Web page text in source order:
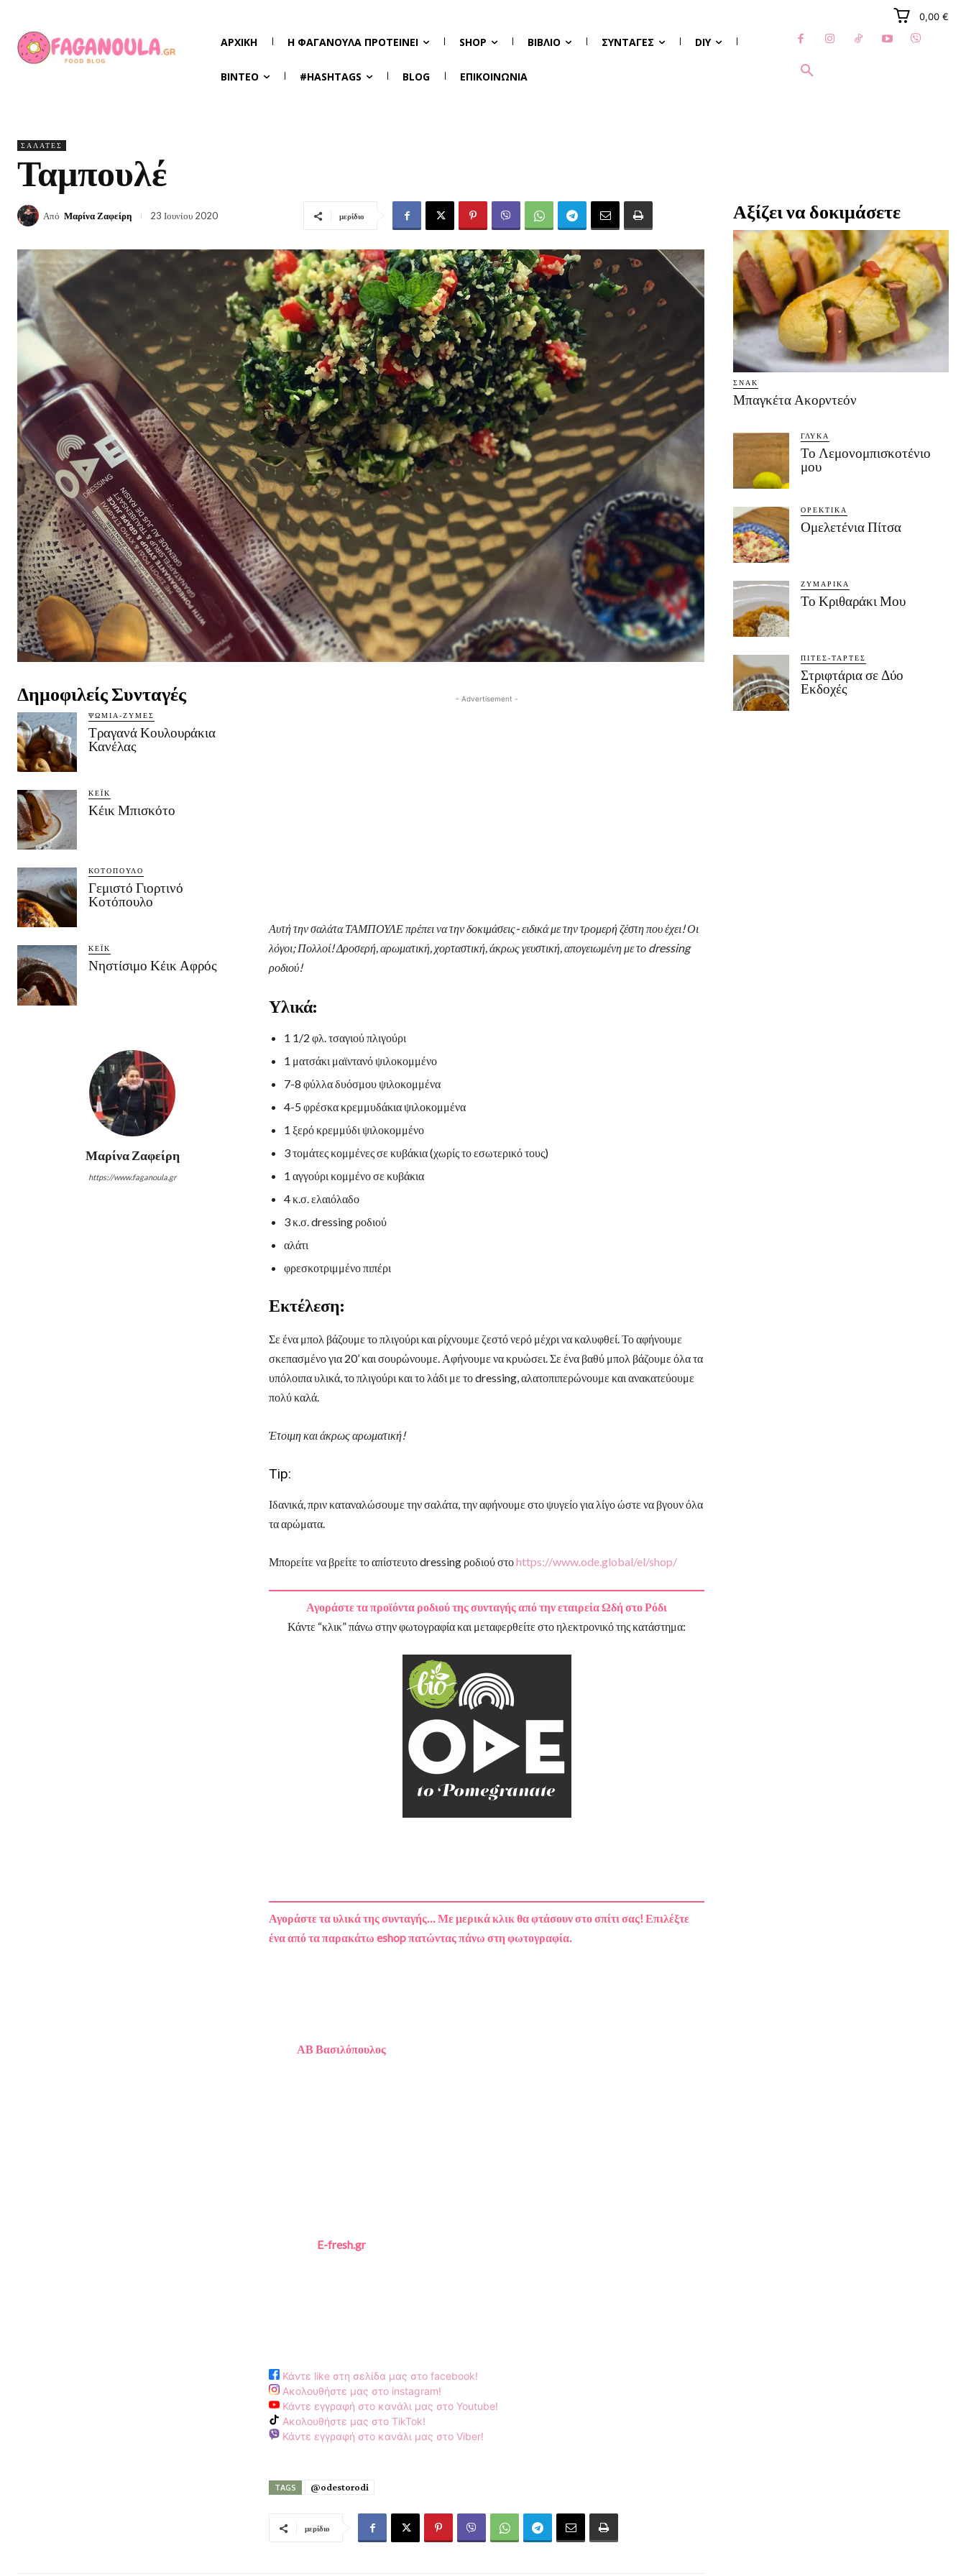
0,00 €
ΑΡΧΙΚΉ Η ΦΑΓΑΝΟΎΛΑ ΠΡΟΤΕΊΝΕΙ SHOP ΒΙΒΛΊΟ ΣΥΝΤΑΓΈΣ DIY
ΒΊΝΤΕΟ #HASHTAGS BLOG ΕΠΙΚΟΙΝΩΝΊΑ
ΣΑΛΆΤΕΣ
Ταμπουλέ
Από Μαρίνα Ζαφείρη 23 Ιουνίου 2020 μερίδιο
Δημοφιλείς Συνταγές
ΨΩΜΙΆ-ΖΎΜΕΣ
Τραγανά Κουλουράκια
Κανέλας
ΚΈΙΚ
Κέικ Μπισκότο
ΚΟΤΌΠΟΥΛΟ
Γεμιστό Γιορτινό
Κοτόπουλο
ΚΈΙΚ
Νηστίσιμο Κέικ Αφρός
Μαρίνα Ζαφείρη
https://www.faganoula.gr
- Advertisement -
Αυτή την σαλάτα ΤΑΜΠΟΥΛΕ πρέπει να την δοκιμάσεις- ειδικά με την τρομερή ζέστη που έχει! Οι
λόγοι; Πολλοί! Δροσερή, αρωματική, χορταστική, άκρως γευστική, απογειωμένη με το dressing
ροδιού!
Υλικά:
1 1/2 φλ. τσαγιού πλιγούρι
1 ματσάκι μαϊντανό ψιλοκομμένο
7-8 φύλλα δυόσμου ψιλοκομμένα
4-5 φρέσκα κρεμμυδάκια ψιλοκομμένα
1 ξερό κρεμμύδι ψιλοκομμένο
3 τομάτες κομμένες σε κυβάκια (χωρίς το εσωτερικό τους)
1 αγγούρι κομμένο σε κυβάκια
4 κ.σ. ελαιόλαδο
3 κ.σ. dressing ροδιού
αλάτι
φρεσκοτριμμένο πιπέρι
Εκτέλεση:
Σε ένα μπολ βάζουμε το πλιγούρι και ρίχνουμε ζεστό νερό μέχρι να καλυφθεί. Το αφήνουμε
σκεπασμένο για 20’ και σουρώνουμε. Αφήνουμε να κρυώσει. Σε ένα βαθύ μπολ βάζουμε όλα τα
υπόλοιπα υλικά, το πλιγούρι και το λάδι με το dressing, αλατοπιπερώνουμε και ανακατεύουμε
πολύ καλά.
Έτοιμη και άκρως αρωματική!
Tip:
Ιδανικά, πριν καταναλώσουμε την σαλάτα, την αφήνουμε στο ψυγείο για λίγο ώστε να βγουν όλα
τα αρώματα.
Μπορείτε να βρείτε το απίστευτο dressing ροδιού στοhttps://www.ode.global/el/shop/
Αγοράστε τα προϊόντα ροδιού της συνταγής από την εταιρεία Ωδή στο Ρόδι
Κάντε “κλικ” πάνω στην φωτογραφία και μεταφερθείτε στο ηλεκτρονικό της κατάστημα:
Αγοράστε τα υλικά της συνταγής… Με μερικά κλικ θα φτάσουν στο σπίτι σας! Επιλέξτε
ένα από τα παρακάτω eshop πατώντας πάνω στη φωτογραφία.
ΑΒ Βασιλόπουλος
E-fresh.gr
Κάντε like στη σελίδα μας στο facebook!
Ακολουθήστε μας στο instagram!
Κάντε εγγραφή στο κανάλι μας στο Youtube!
Ακολουθήστε μας στο TikTok!
Κάντε εγγραφή στο κανάλι μας στο Viber!
TAGS @odestorodi
μερίδιο
Αξίζει να δοκιμάσετε
ΣΝΑΚ
Μπαγκέτα Ακορντεόν
ΓΛΥΚΆ
Το Λεμονομπισκοτένιο
μου
ΟΡΕΚΤΙΚΆ
Ομελετένια Πίτσα
ΖΥΜΑΡΙΚΆ
Το Κριθαράκι Μου
ΠΊΤΕΣ-ΤΆΡΤΕΣ
Στριφτάρια σε Δύο
Εκδοχές